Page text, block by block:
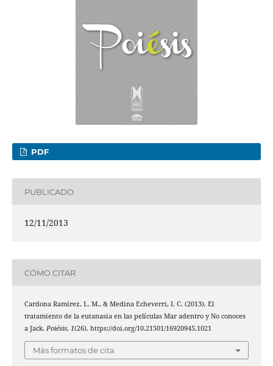
PDF
PUBLICADO
12/11/2013
CÓMO CITAR
Cardona Ramírez, L. M., & Medina Echeverri, I. C. (2013). El
tratamiento de la eutanasia en las películas Mar adentro y No conoces
a Jack. Poiésis, 1(26). https://doi.org/10.21501/16920945.1021
Más formatos de cita